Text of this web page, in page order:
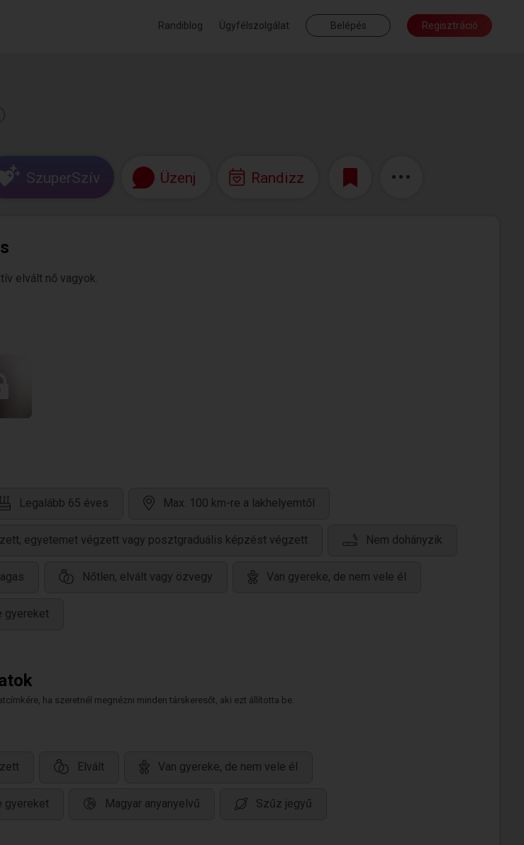
Randiblog Ügyfélszolgálat Belépés Regisztráció
SzuperSzív Üzenj Randizz
elvált nő vagyok.
Legalább 65 éves Max. 100 km-re a lakhelyemtől
egyetemet végzett vagy posztgraduális képzést végzett Nem dohányzik
Nőtlen, elvált vagy özvegy Van gyereke, de nem vele él
gyereket
ha szeretnél megnézni minden társkeresőt, aki ezt állította be.
Elvált Van gyereke, de nem vele él
gyereket Magyar anyanyelvű Szűz jegyű